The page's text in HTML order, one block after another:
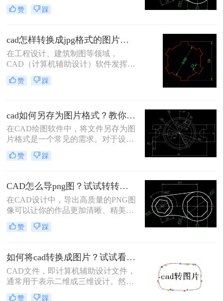
文件格式，但有时候我们可能需要将
CAD文件转换为图片格式，以便于分
上进行操作。那么怎么把CAD转图片
呢？本文将介绍几种将CAD文件转换
为图片的方法。
赞 踩
cad怎样转换成jpg格式的图片？教你三招轻松搞定！
在工程设计、建筑制图等领域，
CAD（计算机辅助设计）软件发挥着
至关重要的作用。然而，有时我们需
要将CAD图纸转换为JPG格式的图
格式的图片呢？本文将介绍三种实用
的方法，帮助你将CAD图纸轻松转换
为JPG格式的图片。
赞 踩
cad如何另存为图片格式？教你两个方法！
在CAD绘图软件中，将文件另存为图
片格式是一个常见的需求。对于设计
师和工程师而言，将CAD文件转化为
图片可以方便地共享和展示作品。本
格式方法。
赞 踩
CAD怎么导png图？试试转转大师这两种转换方式！
在CAD设计中，导出高质量的PNG图
像可以让你的作品更加清晰、精美，
并且适用于各种平台和应用场景。本
文将为你介绍CAD怎么导png图方法​
赞 踩
如何将cad转换成图片？试试看这三个方法！
CAD文件，即计算机辅助设计文件，
通常用于表示二维或三维设计。然
而，有时我们需要将这些设计转换成
赞 踩